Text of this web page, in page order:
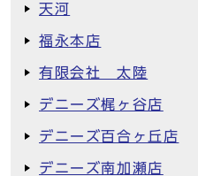
天河
福永本店
有限会社 太陸
デニーズ梶ヶ谷店
デニーズ百合ヶ丘店
デニーズ南加瀬店